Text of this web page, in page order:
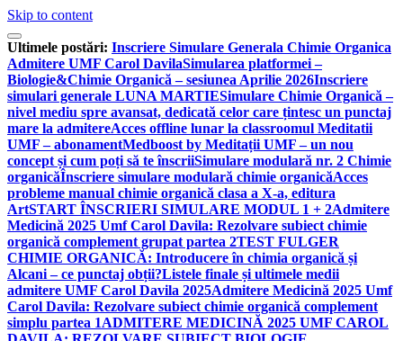
Skip to content
Ultimele postări: Inscriere Simulare Generala Chimie Organica
Admitere UMF Carol DavilaSimularea platformei –
Biologie&Chimie Organică – sesiunea Aprilie 2026Inscriere
simulari generale LUNA MARTIESimulare Chimie Organică –
nivel mediu spre avansat, dedicată celor care țintesc un punctaj
mare la admitereAcces offline lunar la classroomul Meditatii
UMF – abonamentMedboost by Meditații UMF – un nou
concept și cum poți să te înscriiSimulare modulară nr. 2 Chimie
organicăÎnscriere simulare modulară chimie organicăAcces
probleme manual chimie organică clasa a X-a, editura
ArtSTART ÎNSCRIERI SIMULARE MODUL 1 + 2Admitere
Medicină 2025 Umf Carol Davila: Rezolvare subiect chimie
organică complement grupat partea 2TEST FULGER
CHIMIE ORGANICĂ: Introducere în chimia organică și
Alcani – ce punctaj obții?Listele finale și ultimele medii
admitere UMF Carol Davila 2025Admitere Medicină 2025 Umf
Carol Davila: Rezolvare subiect chimie organică complement
simplu partea 1ADMITERE MEDICINĂ 2025 UMF CAROL